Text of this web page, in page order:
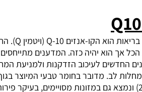
הדבר הבא בתוספי בריאות הוא הקו-אנזים Q-10 (ויטמין Q). החומר אינו
יהיה כזה. המדענים מתייחסים אליו כאל
הזדקנות ולמניעת המחלות
מדובר בחומר טבעי המיוצר בגוף (אשר
20) ונמצא גם במזונות מסויימים, בעיקר פירות ים